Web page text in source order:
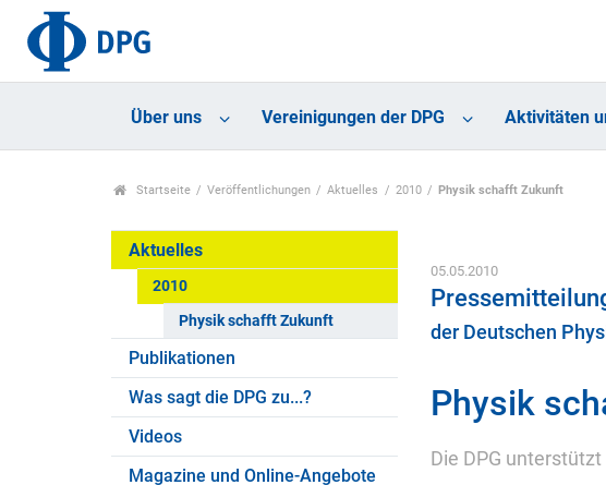
Über uns Vereinigungen der DPG Aktivitäten
Startseite Veröffentlichungen Aktuelles 2010 Physik schafft Zukunft
Aktuelles
2010
Physik schafft Zukunft
Publikationen
Was sagt die DPG zu...?
Videos
Magazine und Online-Angebote
05.05.2010
der Deutschen
Physik
Die DPG